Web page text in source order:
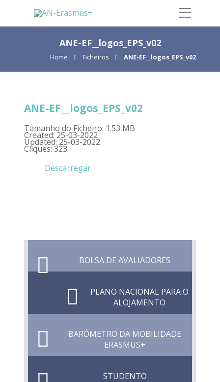
ANE-EF__logos_EPS_v02
Home Ficheiros ANE-EF__logos_EPS_v02
ANE-EF__logos_EPS_v02
Tamanho do Ficheiro: 1.53 MB
Created: 25-03-2022
Updated: 25-03-2022
Cliques: 323
Descarregar
BOLSA DE AVALIADORES
PLANO NACIONAL PARA O
ALOJAMENTO
BARÓMETRO DA MOBILIDADE
ERASMUS+
STUDENTO